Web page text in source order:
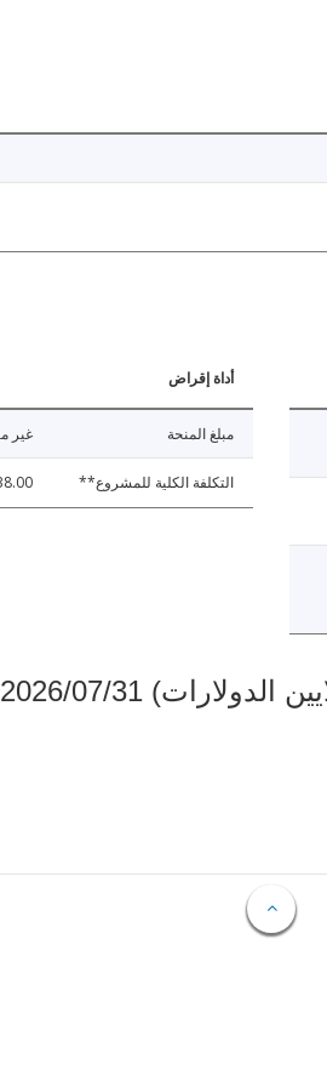
أداة إقراض
مبلغ المنحة غير
التكلفة الكلية للمشروع**
2026/07/31